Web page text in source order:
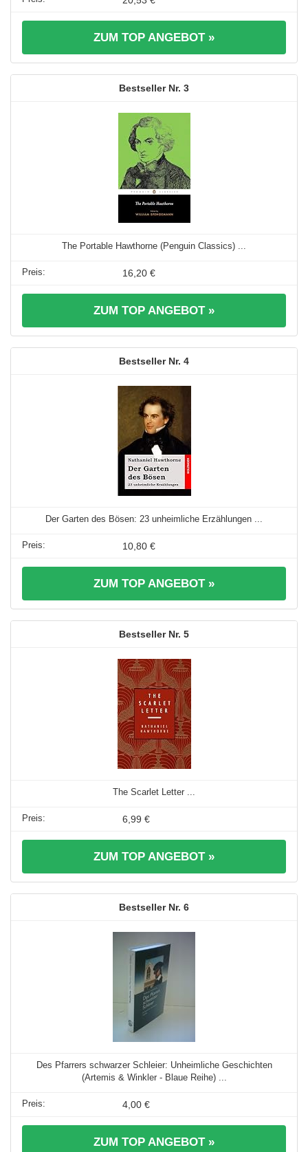
ZUM TOP ANGEBOT »
3
The Portable Hawthorne (Penguin Classics) ...
16,20 €
ZUM TOP ANGEBOT »
4
Der Garten des Bösen: 23 unheimliche Erzählungen ...
10,80 €
ZUM TOP ANGEBOT »
5
The Scarlet Letter ...
6,99 €
ZUM TOP ANGEBOT »
6
Des Pfarrers schwarzer Schleier: Unheimliche Geschichten
(Artemis & Winkler - Blaue Reihe) ...
4,00 €
ZUM TOP ANGEBOT »